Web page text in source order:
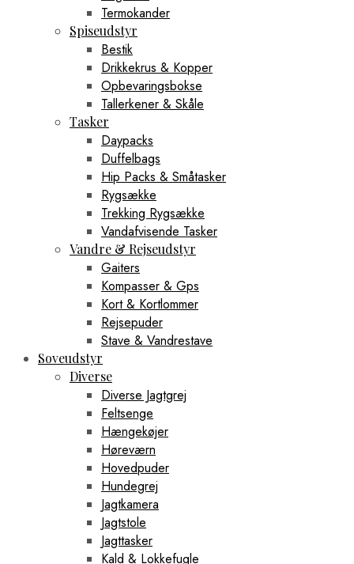
Termokander
Spiseudstyr
Bestik
Drikkekrus & Kopper
Opbevaringsbokse
Tallerkener & Skåle
Tasker
Daypacks
Duffelbags
Hip Packs & Småtasker
Rygsække
Trekking Rygsække
Vandafvisende Tasker
Vandre & Rejseudstyr
Gaiters
Kompasser & Gps
Kort & Kortlommer
Rejsepuder
Stave & Vandrestave
Soveudstyr
Diverse
Diverse Jagtgrej
Feltsenge
Hængekøjer
Høreværn
Hovedpuder
Hundegrej
Jagtkamera
Jagtstole
Jagttasker
Kald & Lokkefugle